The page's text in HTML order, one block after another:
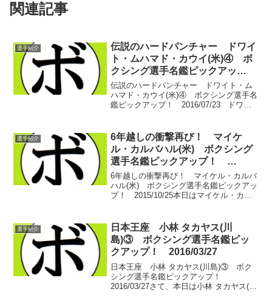
関連記事
選手紹介
伝説のハードパンチャー ドワイ
ト・ムハマド・カウイ(米)④ ボ
クシング選手名鑑ピックアッ
プ！ 2016/07/23
伝説のハードパンチャー ドワイト・ム
ハマド・カウイ(米)④ ボクシング選手名
鑑ピックアップ！ 2016/07/23 ドワイ
ンだった頃。前回は、売り出し中の元
囚...
選手紹介
6年越しの衝撃再び！ マイケ
ル・カルバハル(米) ボクシング
選手名鑑ピックアップ！
2015/10/25
6年越しの衝撃再び！ マイケル・カルバ
ハル(米) ボクシング選手名鑑ピックアッ
プ！ 2015/10/25本日はマイケル・カル
す。軽量級世紀のビッグマッチに決着
が...
選手紹介
日本王座 小林 タカヤス(川
島)③ ボクシング選手名鑑ピッ
クアップ！ 2016/03/27
日本王座 小林 タカヤス(川島)③ ボク
シング選手名鑑ピックアップ！
2016/03/27さて、本日は小林 タカヤス(川